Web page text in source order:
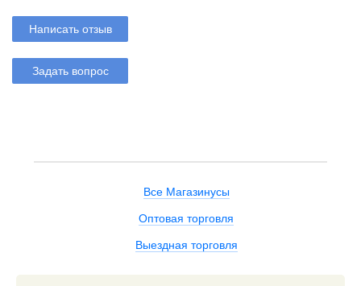
Написать отзыв
Задать вопрос
Все Магазинусы
Оптовая торговля
Выездная торговля